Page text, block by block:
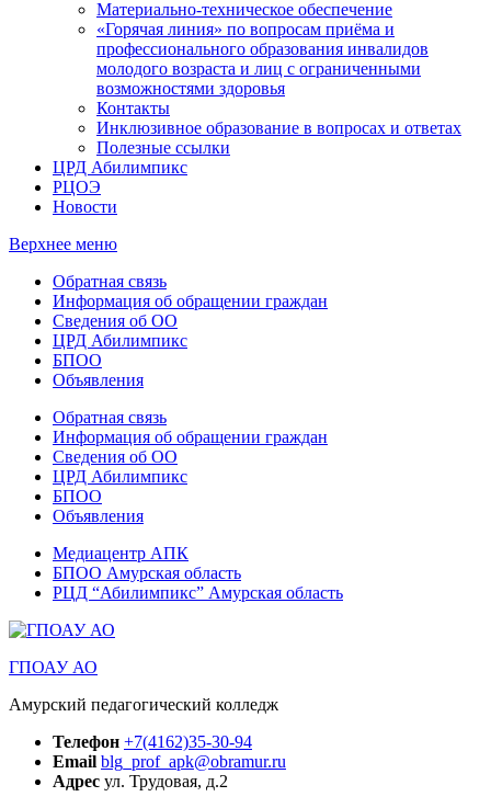
Материально-техническое обеспечение
«Горячая линия» по вопросам приёма и
профессионального образования инвалидов
молодого возраста и лиц с ограниченными
возможностями здоровья
Контакты
Инклюзивное образование в вопросах и ответах
Полезные ссылки
ЦРД Абилимпикс
РЦОЭ
Новости
Верхнее меню
Обратная связь
Информация об обращении граждан
Сведения об ОО
ЦРД Абилимпикс
БПОО
Объявления
Обратная связь
Информация об обращении граждан
Сведения об ОО
ЦРД Абилимпикс
БПОО
Объявления
Медиацентр АПК
БПОО Амурская область
РЦД “Абилимпикс” Амурская область
ГПОАУ АО
Амурский педагогический колледж
Телефон +7(4162)35-30-94
Email blg_prof_apk@obramur.ru
Адрес ул. Трудовая, д.2